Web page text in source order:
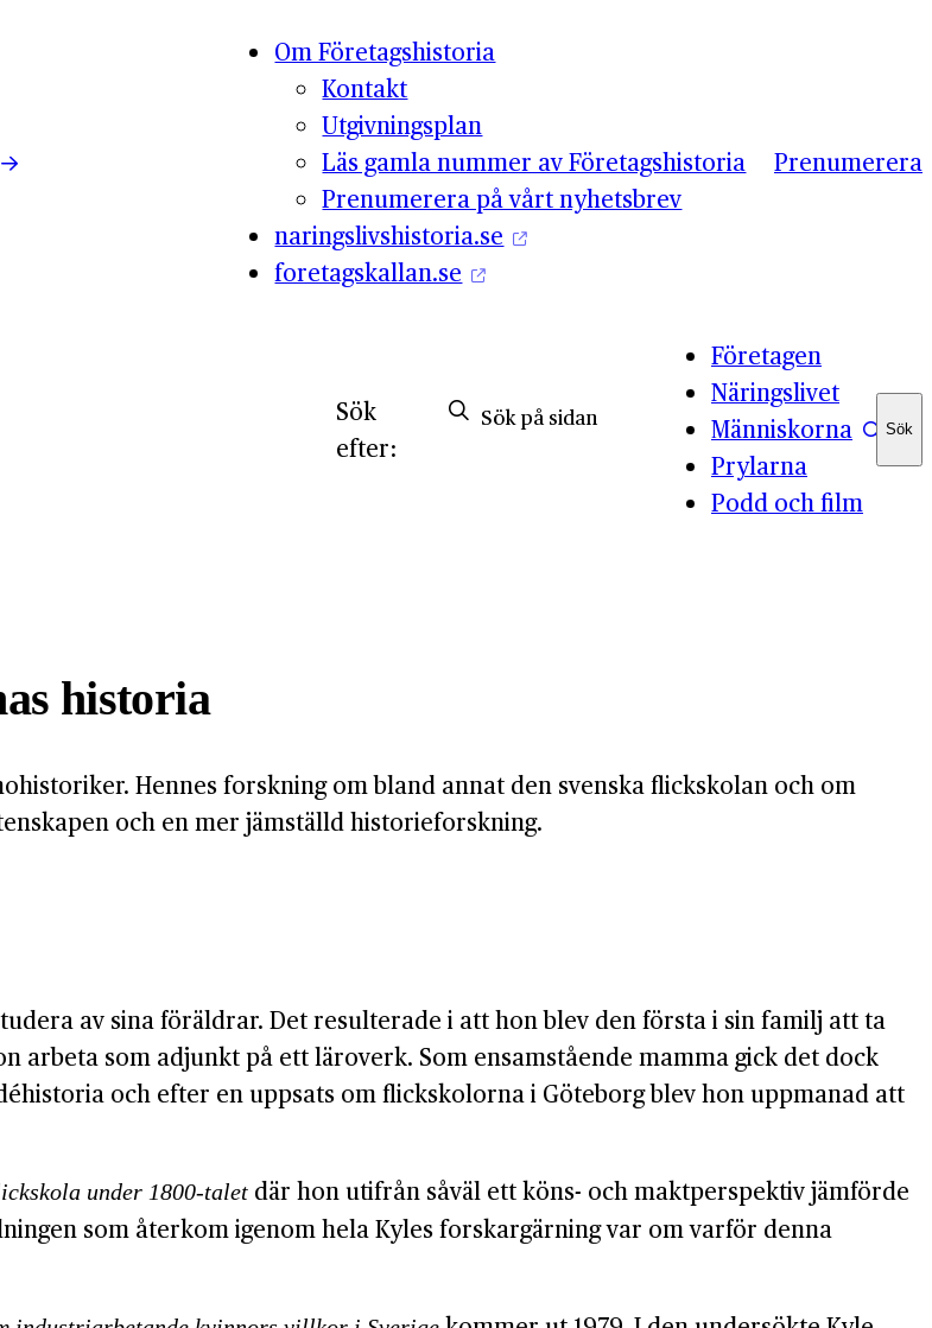
Om Företagshistoria
Kontakt
Utgivningsplan
Läs gamla nummer av Företagshistoria
Prenumerera på vårt nyhetsbrev
naringslivshistoria.se
foretagskallan.se
Prenumerera
Företagen
Näringslivet
Människorna
Prylarna
Podd och film
Sök
efter:
Sök
Sök
historia
Hennes forskning om bland annat den svenska flickskolan och om
och en mer jämställd historieforskning.
av sina föräldrar. Det resulterade i att hon blev den första i sin familj att ta
arbeta som adjunkt på ett läroverk. Som ensamstående mamma gick det dock
och efter en uppsats om flickskolorna i Göteborg blev hon uppmanad att
under 1800-talet där hon utifrån såväl ett köns- och maktperspektiv jämförde
som återkom igenom hela Kyles forskargärning var om varför denna